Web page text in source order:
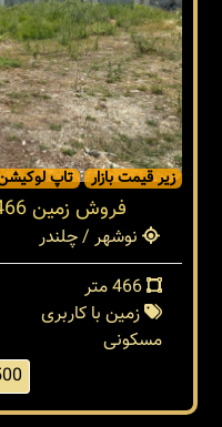
زیر قیمت بازار تاپ
فروش زمین 466 متری در نوشهر چلندر
نوشهر / چلندر
زمین با کاربری
مسکونی
6.500